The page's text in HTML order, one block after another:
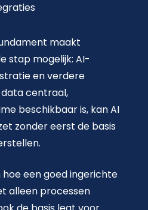
maakt
stap mogelijk: AI-
en verdere
centraal,
beschikbaar is, kan AI
zonder eerst de basis
een goed ingerichte
alleen processen